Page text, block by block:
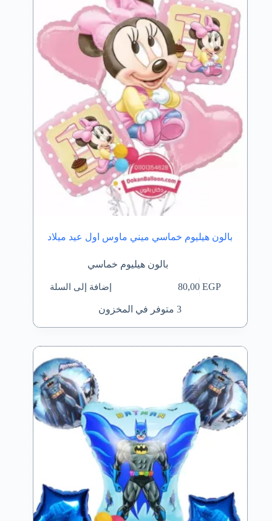
بالون هيليوم خماسي ميني ماوس اول عيد ميلاد
بالون هيليوم خماسي
80,00EGP إضافة إلى السلة
3 متوفر في المخزون